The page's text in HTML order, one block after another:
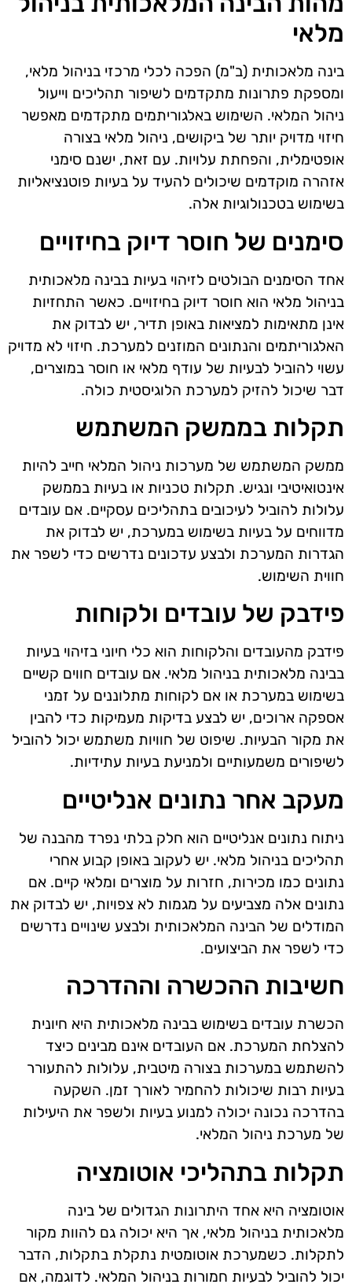
מלאי
בינה מלאכותית (ב"מ) הפכה לכלי מרכזי בניהול מלאי,
ומספקת פתרונות מתקדמים לשיפור תהליכים וייעול
ניהול המלאי. השימוש באלגוריתמים מתקדמים מאפשר
חיזוי מדויק יותר של ביקושים, ניהול מלאי בצורה
אופטימלית, והפחתת עלויות. עם זאת, ישנם סימני
אזהרה מוקדמים שיכולים להעיד על בעיות פוטנציאליות
בשימוש בטכנולוגיות אלה.
סימנים של חוסר דיוק בחיזויים
אחד הסימנים הבולטים לזיהוי בעיות בבינה מלאכותית
בניהול מלאי הוא חוסר דיוק בחיזויים. כאשר התחזיות
אינן מתאימות למציאות באופן תדיר, יש לבדוק את
האלגוריתמים והנתונים המוזנים למערכת. חיזוי לא מדויק
עשוי להוביל לבעיות של עודף מלאי או חוסר במוצרים,
דבר שיכול להזיק למערכת הלוגיסטית כולה.
תקלות בממשק המשתמש
ממשק המשתמש של מערכות ניהול המלאי חייב להיות
אינטואיטיבי ונגיש. תקלות טכניות או בעיות בממשק
עלולות להוביל לעיכובים בתהליכים עסקיים. אם עובדים
מדווחים על בעיות בשימוש במערכת, יש לבדוק את
הגדרות המערכת ולבצע עדכונים נדרשים כדי לשפר את
חווית השימוש.
פידבק של עובדים ולקוחות
פידבק מהעובדים והלקוחות הוא כלי חיוני בזיהוי בעיות
בבינה מלאכותית בניהול מלאי. אם עובדים חווים קשיים
בשימוש במערכת או אם לקוחות מתלוננים על זמני
אספקה ארוכים, יש לבצע בדיקות מעמיקות כדי להבין
את מקור הבעיות. שיפוט של חוויות משתמש יכול להוביל
לשיפורים משמעותיים ולמניעת בעיות עתידיות.
מעקב אחר נתונים אנליטיים
ניתוח נתונים אנליטיים הוא חלק בלתי נפרד מהבנה של
תהליכים בניהול מלאי. יש לעקוב באופן קבוע אחרי
נתונים כמו מכירות, חזרות על מוצרים ומלאי קיים. אם
נתונים אלה מצביעים על מגמות לא צפויות, יש לבדוק את
המודלים של הבינה המלאכותית ולבצע שינויים נדרשים
כדי לשפר את הביצועים.
חשיבות ההכשרה וההדרכה
הכשרת עובדים בשימוש בבינה מלאכותית היא חיונית
להצלחת המערכת. אם העובדים אינם מבינים כיצד
להשתמש במערכות בצורה מיטבית, עלולות להתעורר
בעיות רבות שיכולות להחמיר לאורך זמן. השקעה
בהדרכה נכונה יכולה למנוע בעיות ולשפר את היעילות
של מערכת ניהול המלאי.
תקלות בתהליכי אוטומציה
אוטומציה היא אחד היתרונות הגדולים של בינה
מלאכותית בניהול מלאי, אך היא יכולה גם להוות מקור
לתקלות. כשמערכת אוטומטית נתקלת בתקלות, הדבר
יכול להוביל לבעיות חמורות בניהול המלאי. לדוגמה, אם